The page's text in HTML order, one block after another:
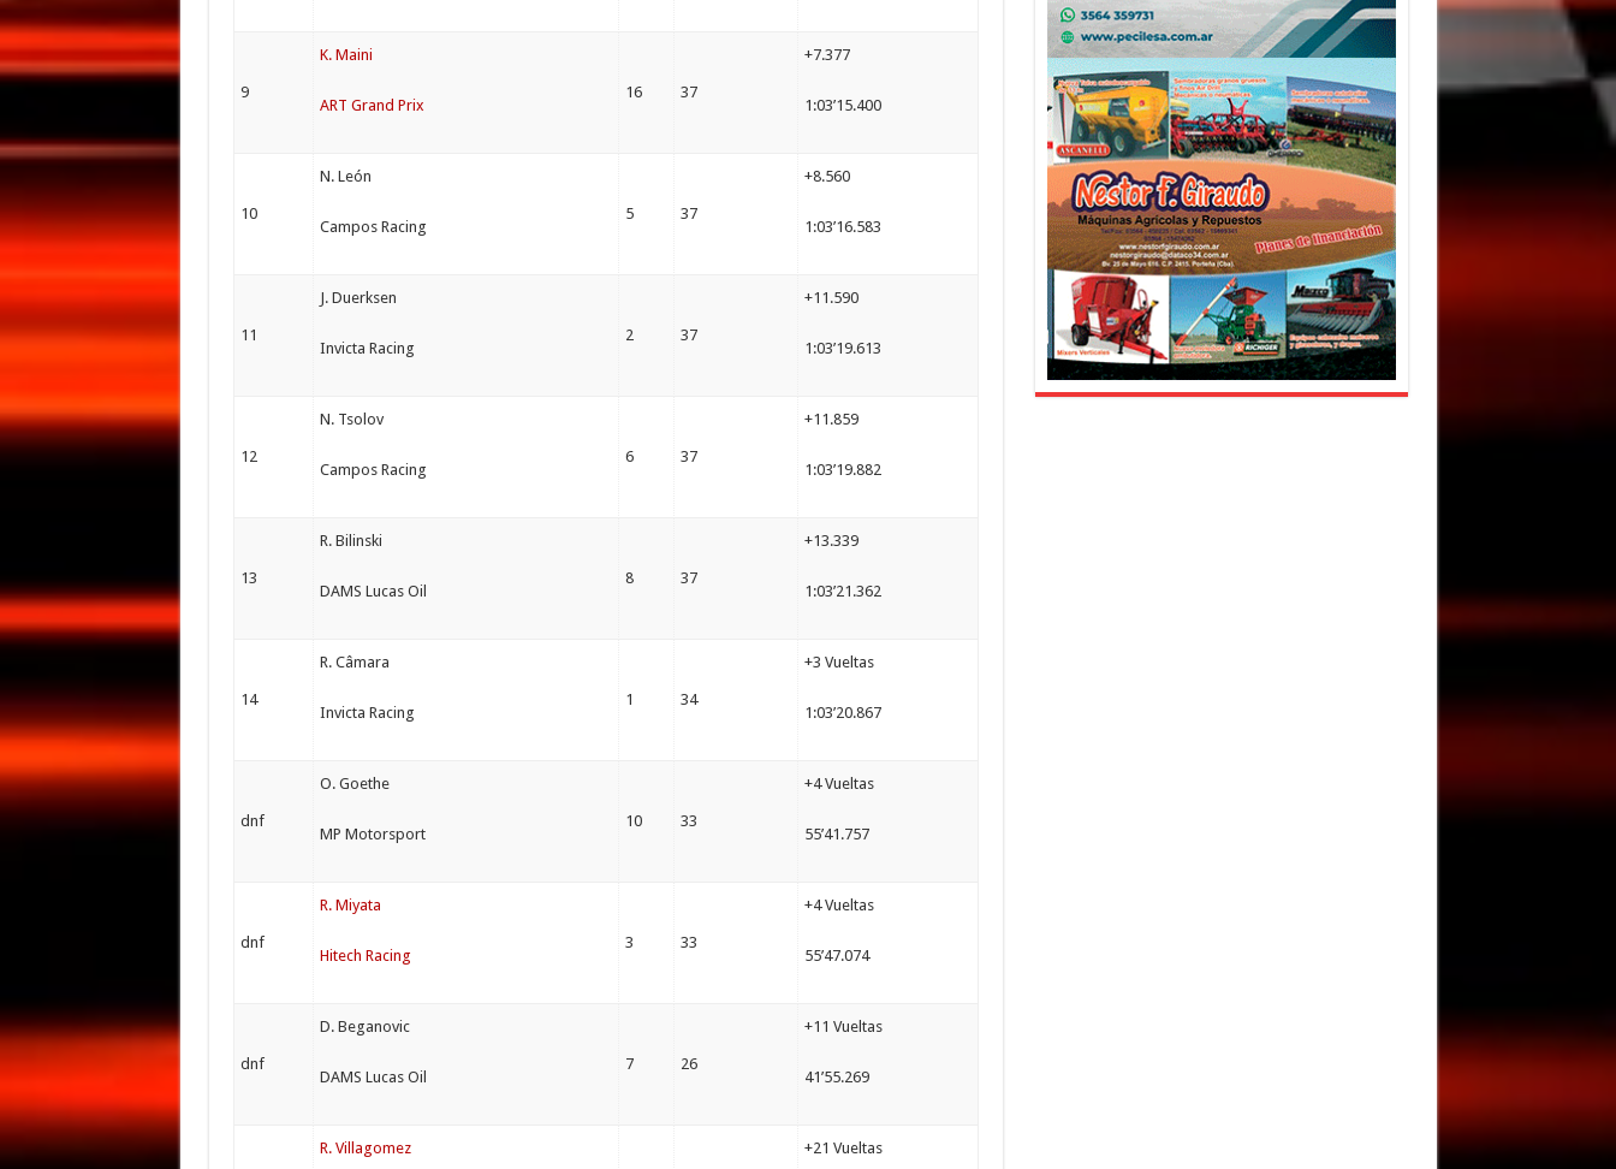
9
K. Maini
ART Grand Prix
16 37
+7.377
1:03’15.400
10
N. León
Campos Racing
5 37
+8.560
1:03’16.583
11
J. Duerksen
Invicta Racing
2 37
+11.590
1:03’19.613
12
N. Tsolov
Campos Racing
6 37
+11.859
1:03’19.882
13
R. Bilinski
DAMS Lucas Oil
8 37
+13.339
1:03’21.362
14
R. Câmara
Invicta Racing
1 34
+3 Vueltas
1:03’20.867
dnf
O. Goethe
MP Motorsport
10 33
+4 Vueltas
55’41.757
dnf
R. Miyata
Hitech Racing
3 33
+4 Vueltas
55’47.074
dnf
D. Beganovic
DAMS Lucas Oil
7 26
+11 Vueltas
41’55.269
R. Villagomez +21 Vueltas